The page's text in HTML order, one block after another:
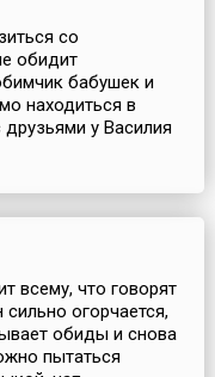
со
обидит
бабушек и
находиться в
у Василия
всему, что говорят
огорчается,
обиды и снова
пытаться